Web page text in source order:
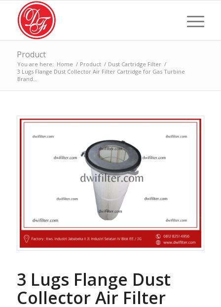
Product
You are here: Home / Product / Dust Cartridge Filter /
3 Lugs Flange Dust Collector Air Filter Cartridge for Gas Turbine
Brand...
3 Lugs Flange Dust
Collector Air Filter